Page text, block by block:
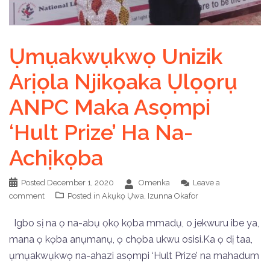
Ụmụakwụkwọ Unizik
Arịọla Njikọaka Ụlọọrụ
ANPC Maka Asọmpi
‘Hult Prize’ Ha Na-
Achịkọba
Posted December 1, 2020 Omenka
Leave a
comment
Posted in Akụkọ Ụwa Izunna Okafor
Igbo sị na ọ na-abụ ọkọ kọba mmadụ, o jekwuru ibe ya,
mana ọ kọba anụmanụ, ọ chọba ukwu osisi.Ka ọ dị taa,
ụmụakwụkwọ na-ahazi asọmpi ‘Hult Prize’ na mahadum